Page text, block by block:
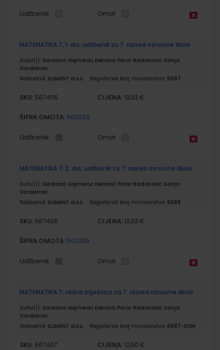
Udžbenik Omot
MATEMATIKA 7; 1. dio, udžbenik za 7. razred osnovne škole
Autor(i): Gordana Gojmerac Dekanić Petar Radanović Sanja
Varošanec
Nakladnik: ELEMENT d.o.o. Registarski broj ministarstva: 6687
SKU: 567405 CIJENA: 13,03 €
ŠIFRA OMOTA: 500239
Udžbenik Omot
MATEMATIKA 7; 2. dio, udžbenik za 7. razred osnovne škole
Autor(i): Gordana Gojmerac Dekanić Petar Radanović Sanja
Varošanec
Nakladnik: ELEMENT d.o.o. Registarski broj ministarstva: 6688
SKU: 567406 CIJENA: 13,03 €
ŠIFRA OMOTA: 500239
Udžbenik Omot
MATEMATIKA 7; radna bilježnica za 7. razred osnovne škole
Autor(i): Gordana Gojmerac Dekanić Petar Radanović Sanja
Varošanec
Nakladnik: ELEMENT d.o.o. Registarski broj ministarstva: 6687-DOM
SKU: 567407 CIJENA: 12,00 €